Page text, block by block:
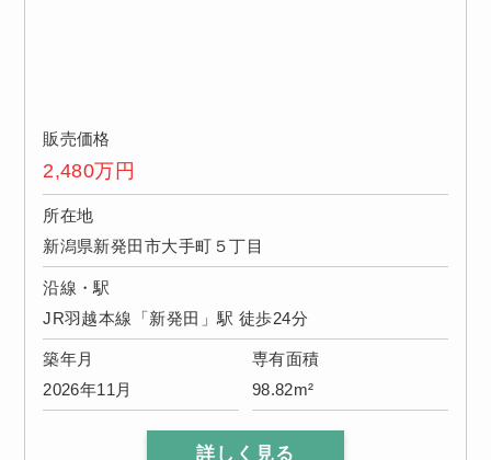
販売価格
2,480万円
所在地
新潟県新発田市大手町５丁目
沿線・駅
JR羽越本線「新発田」駅 徒歩24分
築年月
2026年11月
専有面積
98.82m²
詳しく見る